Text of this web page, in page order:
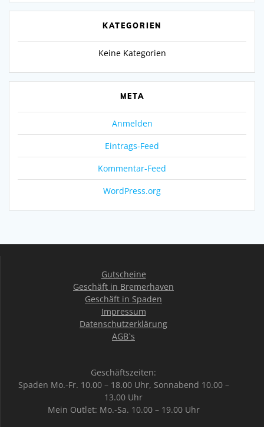
KATEGORIEN
Keine Kategorien
META
Anmelden
Eintrags-Feed
Kommentar-Feed
WordPress.org
Gutscheine
Geschäft in Bremerhaven
Geschäft in Spaden
Impressum
Datenschutzerklärung
AGB`s
Geschäftszeiten:
Spaden Mo.-Fr. 10.00 – 18.00 Uhr, Sonnabend 10.00 –
13.00 Uhr
Mein Outlet: Mo.-Sa. 10.00 – 19.00 Uhr